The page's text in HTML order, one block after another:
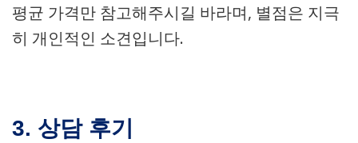
평균 가격만 참고해주시길 바라며, 별점은 지극
히 개인적인 소견입니다.
3. 상담 후기